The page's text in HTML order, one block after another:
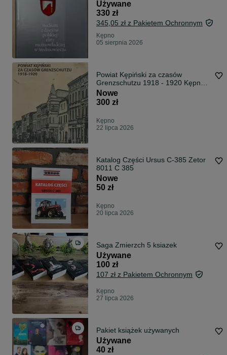
średniowieczu Janusz Kurtyka
1997
Używane
330 zł
345,05 zł z Pakietem Ochronnym
Kępno
05 sierpnia 2026
Powiat Kępiński za czasów
Grenzschutzu 1918 - 1920 Kępno
unikat
Nowe
300 zł
Kępno
22 lipca 2026
Katalog Części Ursus C-385 Zetor
8011 C 385
Nowe
50 zł
Kępno
20 lipca 2026
Saga Zmierzch 5 ksiazek
Używane
100 zł
107 zł z Pakietem Ochronnym
Kępno
27 lipca 2026
Pakiet książek używanych
Używane
40 zł